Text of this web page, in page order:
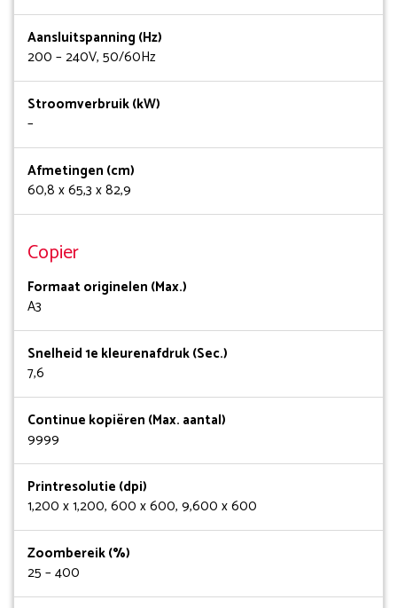
Aansluitspanning (Hz)
200 – 240V, 50/60Hz
Stroomverbruik (kW)
–
Afmetingen (cm)
60,8 x 65,3 x 82,9
Copier
Formaat originelen (Max.)
A3
Snelheid 1e kleurenafdruk (Sec.)
7,6
Continue kopiëren (Max. aantal)
9999
Printresolutie (dpi)
1,200 x 1,200, 600 x 600, 9,600 x 600
Zoombereik (%)
25 – 400